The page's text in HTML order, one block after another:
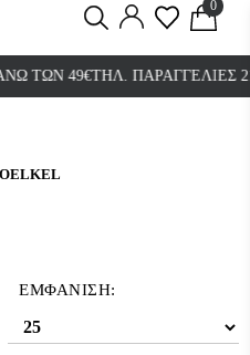
0
49€ΤΗΛ. ΠΑΡΑΓΓΕΛΊΕΣ
ΕΜΦΆΝΙΣΗ: